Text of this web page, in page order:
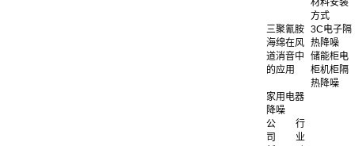
材料安装
方式
三聚氰胺
海绵在风
道消音中
的应用
3C电子隔
热降噪
储能柜电
柜机柜隔
热降噪
家用电器
降噪
公
司
行
业